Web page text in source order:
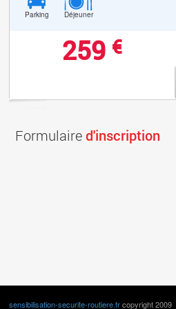
Parking Déjeuner
259 €
Formulaired'inscription
sensibilisation-securite-routiere.frcopyright 2009